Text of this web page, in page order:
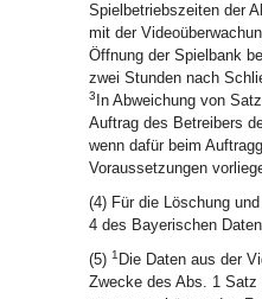
Spielbetriebszeiten der
mit der
Öffnung der Spielbank
zwei Stunden nach
3 In Abweichung von
Auftrag des Betreibers
wenn dafür beim
Voraussetzungen
(4) Für die Löschung
4 des Bayerischen
(5) 1 Die Daten aus der
Zwecke des Abs. 1